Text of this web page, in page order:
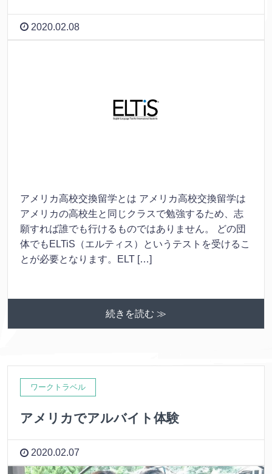
2020.02.08
アメリカ高校交換留学とは アメリカ高校交換留学は
アメリカの高校生と同じクラスで勉強するため、志
願すれば誰でも行けるものではありません。 どの団
体でもELTiS（エルティス）というテストを受けるこ
とが必要となります。ELT […]
続きを読む ≫
ワークトラベル
アメリカでアルバイト体験
2020.02.07